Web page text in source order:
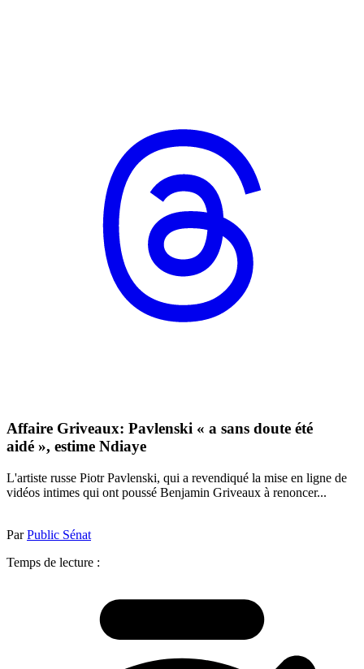
Affaire Griveaux: Pavlenski « a sans doute été
aidé », estime Ndiaye
L'artiste russe Piotr Pavlenski, qui a revendiqué la mise en ligne de
vidéos intimes qui ont poussé Benjamin Griveaux à renoncer...
ParPublic Sénat
Temps de lecture :